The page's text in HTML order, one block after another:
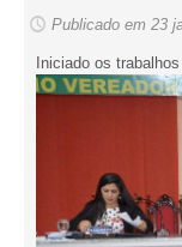
Publicado em 23
Iniciado os